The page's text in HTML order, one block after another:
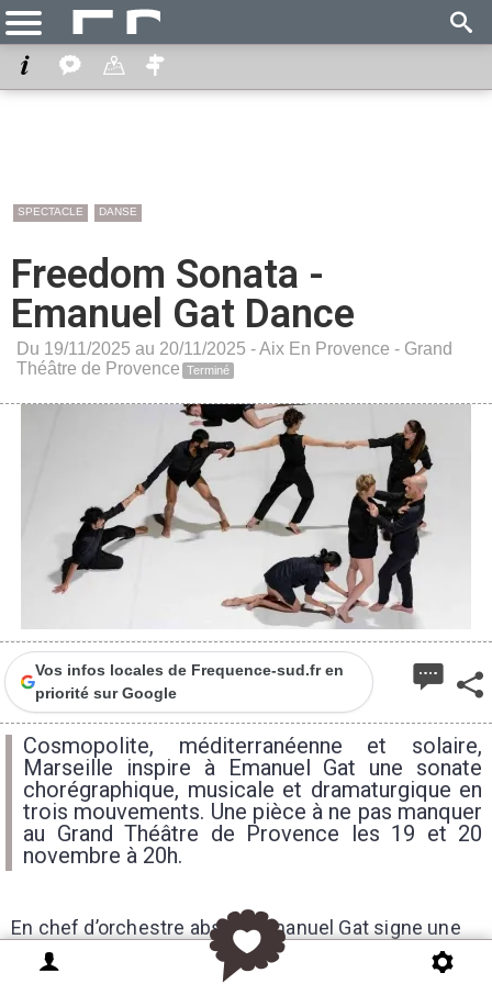
SPECTACLE DANSE
Freedom Sonata -
Emanuel Gat Dance
Du 19/11/2025 au 20/11/2025 -Aix En Provence - Grand
Théâtre de Provence Terminé
Vos infos locales de Frequence-sud.fr en
priorité sur Google
Cosmopolite, méditerranéenne et solaire,
Marseille inspire à Emanuel Gat une sonate
chorégraphique, musicale et dramaturgique en
trois mouvements. Une pièce à ne pas manquer
au Grand Théâtre de Provence les 19 et 20
novembre à 20h.
En chef d’orchestre absolu, Emanuel Gat signe une
pièce éblouissante en trois tableaux où se jouent les